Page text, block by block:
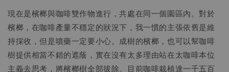
現在是檳榔與咖啡雙作物進行，共處在同一個園區內。對於
檳榔，在咖啡產量不穩定的狀況下，我一慣的主張依舊是維
持採收，但是噴藥一定要小心。成樹的檳榔，也可以幫咖啡
樹提供相當不錯的遮蔭，實在沒有太多理由站在太咖啡本位
主義去思考，將檳榔樹全部拔除。目前咖啡栽植達一千五百